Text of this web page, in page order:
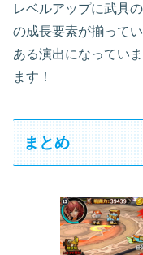
レベルアップに武具
の成長要素が揃って
ある演出になってい
ます！
まとめ